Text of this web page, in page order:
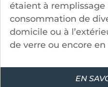
étaient à remplissage
consommation de
domicile ou à
de verre ou encore en
EN